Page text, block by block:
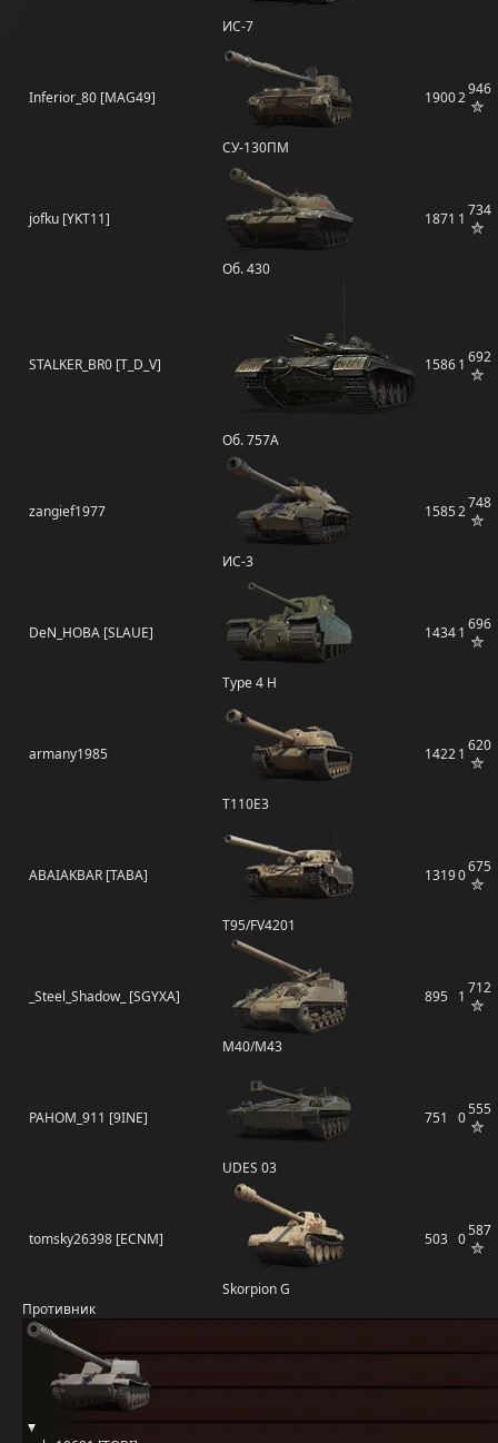
ИС-7
Inferior_80 [MAG49]
СУ-130ПМ
19002946
jofku [YKT11]
Об. 430
1871 1 734
STALKER_BR0 [T_D_V]
Об. 757А
15861 692
zangief1977
ИС-3
15852748
DeN_HOBA [SLAUE]
Type 4 H
14341 696
armany1985
T110E3
14221 620
ABAIAKBAR [TABA]
T95/FV4201
13190675
_Steel_Shadow_ [SGYXA]
M40/M43
895 1 712
PAHOM_911 [9INE]
UDES 03
751 0555
tomsky26398 [ECNM]
Skorpion G
503 0587
Противник